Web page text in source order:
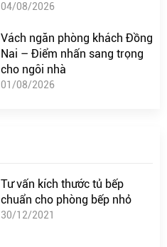
04/08/2026
Vách ngăn phòng khách Đồng
Nai – Điểm nhấn sang trọng
cho ngôi nhà
01/08/2026
Tư vấn kích thước tủ bếp
chuẩn cho phòng bếp nhỏ
30/12/2021